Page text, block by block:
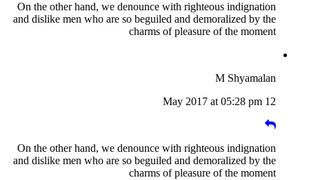
On the other hand, we denounce with righteous indignation
and dislike men who are so beguiled and demoralized by the
charms of pleasure of the moment
M Shyamalan
12 May 2017 at 05:28 pm
On the other hand, we denounce with righteous indignation
and dislike men who are so beguiled and demoralized by the
charms of pleasure of the moment